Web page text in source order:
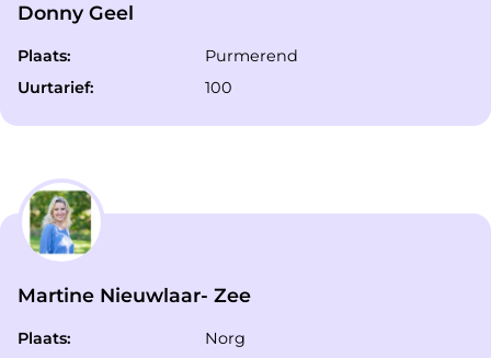
Donny Geel
Plaats:
Purmerend
Uurtarief:
100
Martine Nieuwlaar- Zee
Plaats:
Norg